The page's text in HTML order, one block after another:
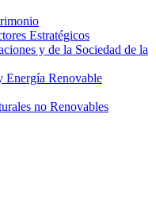
Estratégicos
y de la Sociedad de la
Energía Renovable
no Renovables